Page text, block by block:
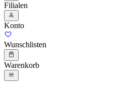
Filialen
Konto
Wunschlisten
Warenkorb